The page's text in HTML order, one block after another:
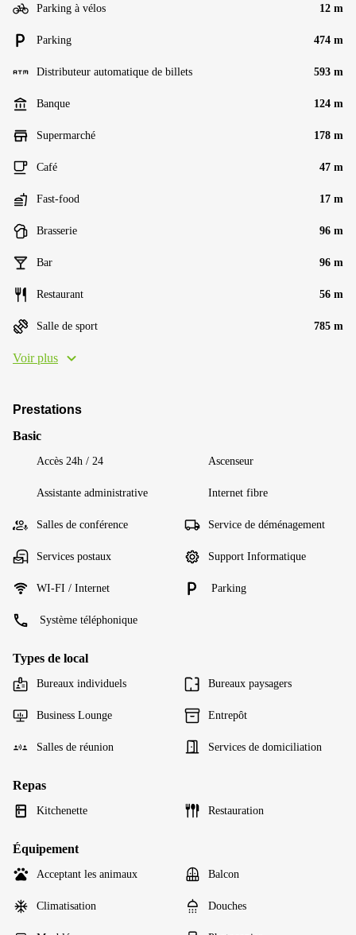
Parking à vélos 12 m
Parking 474 m
Distributeur automatique de billets 593 m
Banque 124 m
Supermarché 178 m
Café 47 m
Fast-food 17 m
Brasserie 96 m
Bar 96 m
Restaurant 56 m
Salle de sport 785 m
Voir plus
Prestations
Basic
Accès 24h / 24 Ascenseur
Assistante administrative Internet fibre
Salles de conférence Service de déménagement
Services postaux Support Informatique
WI-FI / Internet Parking
Système téléphonique
Types de local
Bureaux individuels Bureaux paysagers
Business Lounge Entrepôt
Salles de réunion Services de domiciliation
Repas
Kitchenette Restauration
Équipement
Acceptant les animaux Balcon
Climatisation Douches